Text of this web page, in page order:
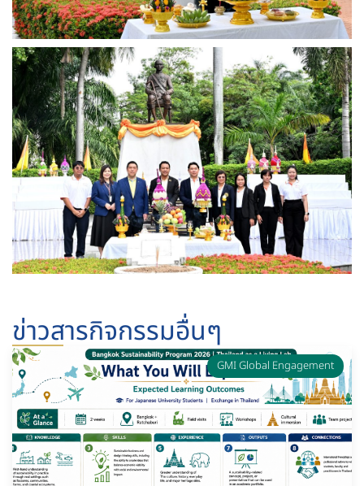
ข่าวสารกิจกรรมอื่นๆ
GMI Global Engagement